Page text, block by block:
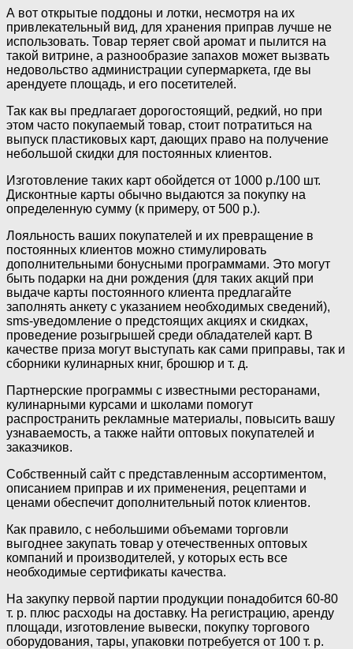
А вот открытые поддоны и лотки, несмотря на их
привлекательный вид, для хранения приправ лучше не
использовать. Товар теряет свой аромат и пылится на
такой витрине, а разнообразие запахов может вызвать
недовольство администрации супермаркета, где вы
арендуете площадь, и его посетителей.
Так как вы предлагает дорогостоящий, редкий, но при
этом часто покупаемый товар, стоит потратиться на
выпуск пластиковых карт, дающих право на получение
небольшой скидки для постоянных клиентов.
Изготовление таких карт обойдется от 1000 р./100 шт.
Дисконтные карты обычно выдаются за покупку на
определенную сумму (к примеру, от 500 р.).
Лояльность ваших покупателей и их превращение в
постоянных клиентов можно стимулировать
дополнительными бонусными программами. Это могут
быть подарки на дни рождения (для таких акций при
выдаче карты постоянного клиента предлагайте
заполнять анкету с указанием необходимых сведений),
sms-уведомление о предстоящих акциях и скидках,
проведение розыгрышей среди обладателей карт. В
качестве приза могут выступать как сами приправы, так и
сборники кулинарных книг, брошюр и т. д.
Партнерские программы с известными ресторанами,
кулинарными курсами и школами помогут
распространить рекламные материалы, повысить вашу
узнаваемость, а также найти оптовых покупателей и
заказчиков.
Собственный сайт с представленным ассортиментом,
описанием приправ и их применения, рецептами и
ценами обеспечит дополнительный поток клиентов.
Как правило, с небольшими объемами торговли
выгоднее закупать товар у отечественных оптовых
компаний и производителей, у которых есть все
необходимые сертификаты качества.
На закупку первой партии продукции понадобится 60-80
т. р. плюс расходы на доставку. На регистрацию, аренду
площади, изготовление вывески, покупку торгового
оборудования, тары, упаковки потребуется от 100 т. р.